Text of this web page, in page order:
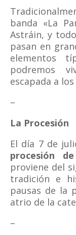
banda «La
Astráin, y
pasan en
elementos
podremos
escapada a
–
La Procesión
El día 7 de
procesión
proviene del
tradición e
pausas de la
atrio de la
–